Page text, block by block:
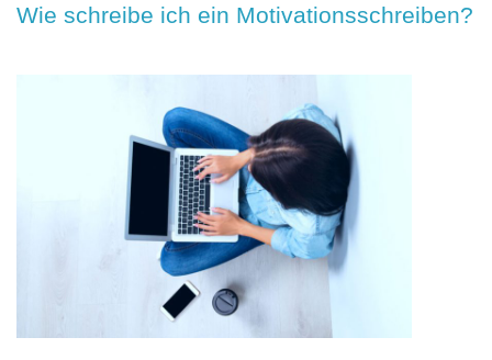
Wie schreibe ich ein Motivationsschreiben?